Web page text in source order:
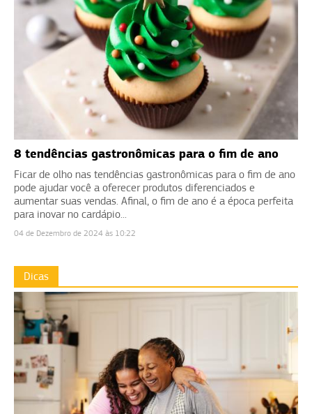
8 tendências gastronômicas para o fim de ano
Ficar de olho nas tendências gastronômicas para o fim de ano
pode ajudar você a oferecer produtos diferenciados e
aumentar suas vendas. Afinal, o fim de ano é a época perfeita
para inovar no cardápio...
04 de Dezembro de 2024 às 10:22
Dicas